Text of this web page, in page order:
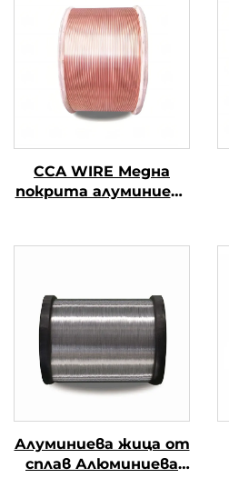
CCA WIRE Медна
покрита алуминиева
Алуминиева жица от
сплав Алюминиева